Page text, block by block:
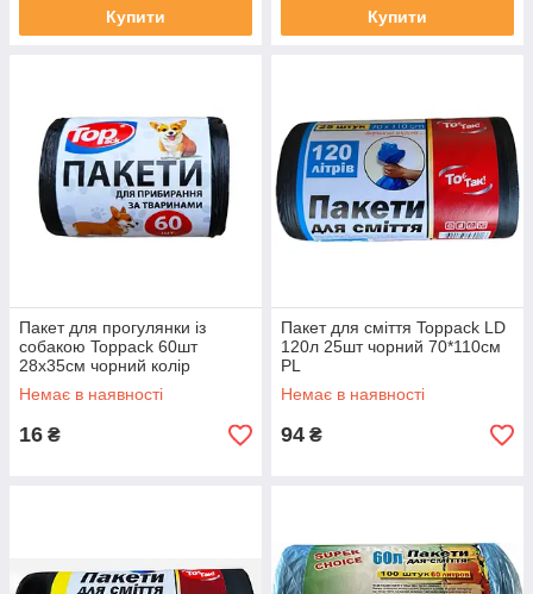
Купити Купити
Пакет для прогулянки із
собакою Toppack 60шт
28х35см чорний колір
Немає в наявності
16 ₴
Пакет для сміття Toppack LD
120л 25шт чорний 70*110см
PL
Немає в наявності
94 ₴